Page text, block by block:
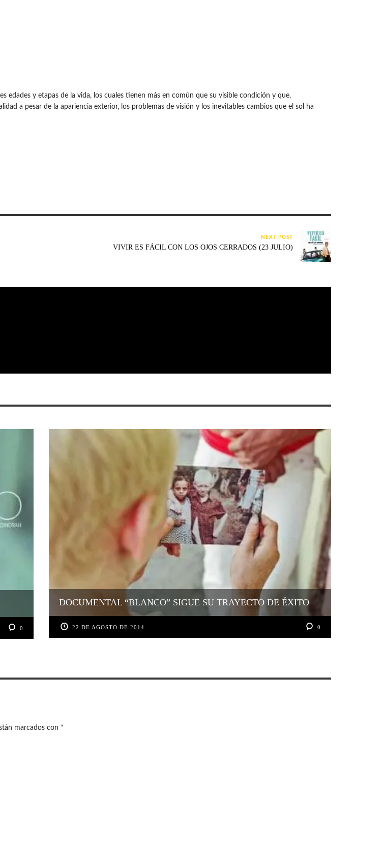
y etapas de la vida, los cuales tienen más en común que su visible condición y que,
a pesar de la apariencia exterior, los problemas de visión y los inevitables cambios que el sol ha
NEXT POST
VIVIR ES FÁCIL CON LOS OJOS CERRADOS (23 JULIO)
0
DOCUMENTAL “BLANCO” SIGUE SU TRAYECTO DE ÉXITO
22 DE AGOSTO DE 2014 0
marcados con *